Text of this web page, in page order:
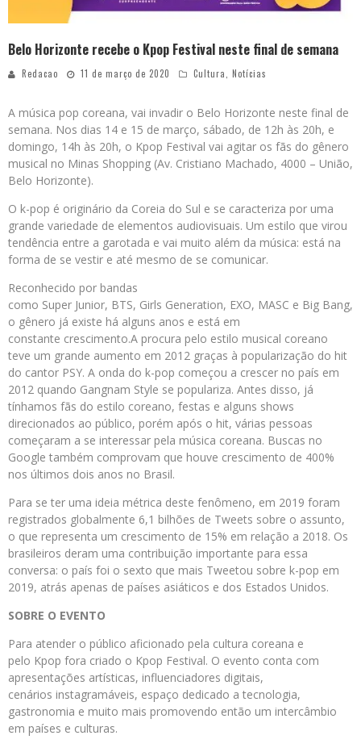
Belo Horizonte recebe o Kpop Festival neste final de semana
Redacao 11 de março de 2020 Cultura, Notícias
A música pop coreana, vai invadir o Belo Horizonte neste final de
semana. Nos dias 14 e 15 de março, sábado, de 12h às 20h, e
domingo, 14h às 20h, o Kpop Festival vai agitar os fãs do gênero
musical no Minas Shopping (Av. Cristiano Machado, 4000 – União,
Belo Horizonte).
O k-pop é originário da Coreia do Sul e se caracteriza por uma
grande variedade de elementos audiovisuais. Um estilo que virou
tendência entre a garotada e vai muito além da música: está na
forma de se vestir e até mesmo de se comunicar.
Reconhecido por bandas
como Super Junior, BTS, Girls Generation, EXO, MASC e Big Bang,
o gênero já existe há alguns anos e está em
constante crescimento.A procura pelo estilo musical coreano
teve um grande aumento em 2012 graças à popularização do hit
do cantor PSY. A onda do k-pop começou a crescer no país em
2012 quando Gangnam Style se populariza. Antes disso, já
tínhamos fãs do estilo coreano, festas e alguns shows
direcionados ao público, porém após o hit, várias pessoas
começaram a se interessar pela música coreana. Buscas no
Google também comprovam que houve crescimento de 400%
nos últimos dois anos no Brasil.
Para se ter uma ideia métrica deste fenômeno, em 2019 foram
registrados globalmente 6,1 bilhões de Tweets sobre o assunto,
o que representa um crescimento de 15% em relação a 2018. Os
brasileiros deram uma contribuição importante para essa
conversa: o país foi o sexto que mais Tweetou sobre k-pop em
2019, atrás apenas de países asiáticos e dos Estados Unidos.
SOBRE O EVENTO
Para atender o público aficionado pela cultura coreana e
pelo Kpop fora criado o Kpop Festival. O evento conta com
apresentações artísticas, influenciadores digitais,
cenários instagramáveis, espaço dedicado a tecnologia,
gastronomia e muito mais promovendo então um intercâmbio
em países e culturas.